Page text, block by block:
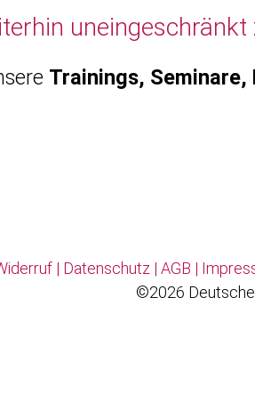
uneingeschränkt
Trainings, Seminare,
| Datenschutz | AGB |
©2026